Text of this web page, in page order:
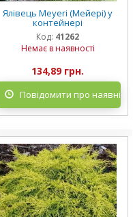
Ялівець Meyeri (Мейері) у
контейнері
Код: 41262
Немає в наявності
134,89 грн.
Повідомити про